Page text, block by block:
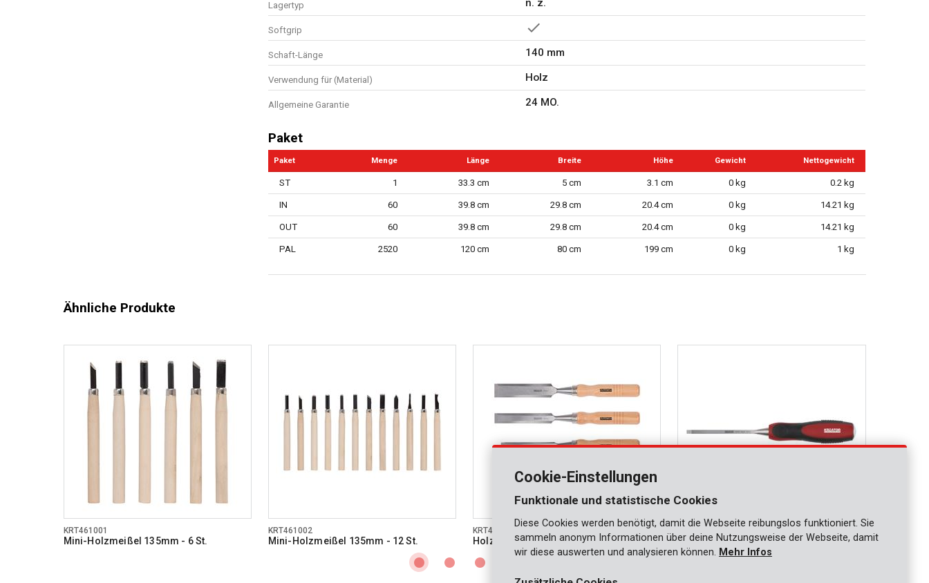
Lagertyp n. z.
Softgrip
Schaft-Länge 140 mm
Verwendung für (Material) Holz
Allgemeine Garantie 24 MO.
Paket
Paket Menge Länge Breite Höhe Gewicht Nettogewicht
ST 1 33.3 cm 5 cm 3.1 cm 0 kg 0.2 kg
IN 60 39.8 cm 29.8 cm 20.4 cm 0 kg 14.21 kg
OUT 60 39.8 cm 29.8 cm 20.4 cm 0 kg 14.21 kg
PAL 2520 120 cm 80 cm 199 cm 0 kg 1 kg
Ähnliche Produkte
KRT461001
Mini-Holzmeißel 135mm - 6 St.
KRT461002
Mini-Holzmeißel 135mm - 12 St.
KRT461003
Holzmeißel 6, 12, 18, 24mm - 4 St. Holzmeißel TPR 6mm
Cookie-Einstellungen
Funktionale und statistische Cookies
Diese Cookies werden benötigt, damit die Webseite reibungslos funktioniert. Sie
sammeln anonym Informationen über deine Nutzungsweise der Webseite, damit
wir diese auswerten und analysieren können. Mehr Infos